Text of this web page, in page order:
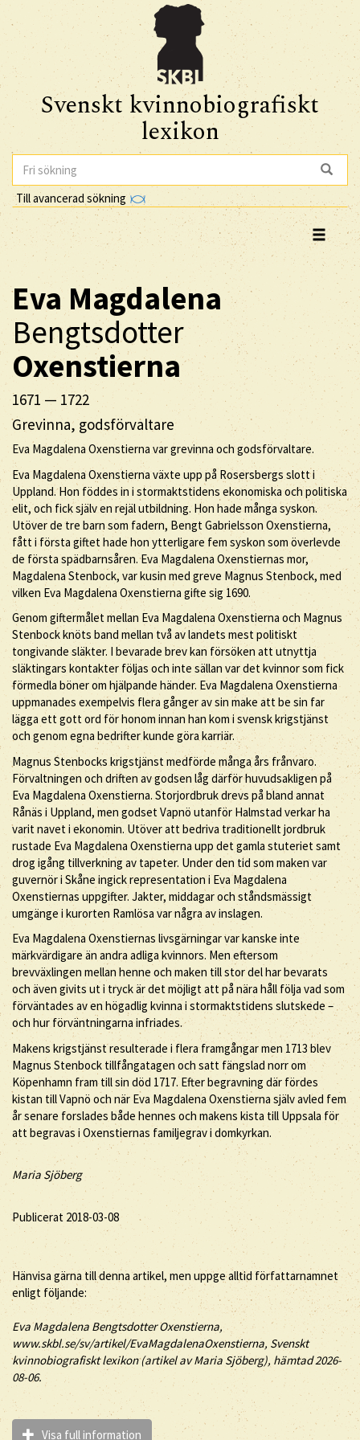
Svenskt kvinnobiografiskt
lexikon
Till avancerad sökning
Eva Magdalena
Bengtsdotter
Oxenstierna
1671 — 1722
Grevinna, godsförvaltare
Eva Magdalena Oxenstierna var grevinna och godsförvaltare.
Eva Magdalena Oxenstierna växte upp på Rosersbergs slott i
Uppland. Hon föddes in i stormaktstidens ekonomiska och politiska
elit, och fick själv en rejäl utbildning. Hon hade många syskon.
Utöver de tre barn som fadern, Bengt Gabrielsson Oxenstierna,
fått i första giftet hade hon ytterligare fem syskon som överlevde
de första spädbarnsåren. Eva Magdalena Oxenstiernas mor,
Magdalena Stenbock, var kusin med greve Magnus Stenbock, med
vilken Eva Magdalena Oxenstierna gifte sig 1690.
Genom giftermålet mellan Eva Magdalena Oxenstierna och Magnus
Stenbock knöts band mellan två av landets mest politiskt
tongivande släkter. I bevarade brev kan försöken att utnyttja
släktingars kontakter följas och inte sällan var det kvinnor som fick
förmedla böner om hjälpande händer. Eva Magdalena Oxenstierna
uppmanades exempelvis flera gånger av sin make att be sin far
lägga ett gott ord för honom innan han kom i svensk krigstjänst
och genom egna bedrifter kunde göra karriär.
Magnus Stenbocks krigstjänst medförde många års frånvaro.
Förvaltningen och driften av godsen låg därför huvudsakligen på
Eva Magdalena Oxenstierna. Storjordbruk drevs på bland annat
Rånäs i Uppland, men godset Vapnö utanför Halmstad verkar ha
varit navet i ekonomin. Utöver att bedriva traditionellt jordbruk
rustade Eva Magdalena Oxenstierna upp det gamla stuteriet samt
drog igång tillverkning av tapeter. Under den tid som maken var
guvernör i Skåne ingick representation i Eva Magdalena
Oxenstiernas uppgifter. Jakter, middagar och ståndsmässigt
umgänge i kurorten Ramlösa var några av inslagen.
Eva Magdalena Oxenstiernas livsgärningar var kanske inte
märkvärdigare än andra adliga kvinnors. Men eftersom
brevväxlingen mellan henne och maken till stor del har bevarats
och även givits ut i tryck är det möjligt att på nära håll följa vad som
förväntades av en högadlig kvinna i stormaktstidens slutskede –
och hur förväntningarna infriades.
Makens krigstjänst resulterade i flera framgångar men 1713 blev
Magnus Stenbock tillfångatagen och satt fängslad norr om
Köpenhamn fram till sin död 1717. Efter begravning där fördes
kistan till Vapnö och när Eva Magdalena Oxenstierna själv avled fem
år senare forslades både hennes och makens kista till Uppsala för
att begravas i Oxenstiernas familjegrav i domkyrkan.
Maria Sjöberg
Publicerat 2018-03-08
Hänvisa gärna till denna artikel, men uppge alltid författarnamnet
enligt följande:
Eva Magdalena BengtsdotterOxenstierna,
www.skbl.se/sv/artikel/EvaMagdalenaOxenstierna, Svenskt
kvinnobiografiskt lexikon (artikel avMaria Sjöberg), hämtad 2026-
08-06.
Visa full information